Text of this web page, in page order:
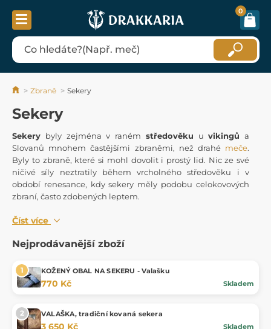
0
Zbraně Sekery
Sekery
Sekery byly zejména v raném středověku uvikingů a
Slovanů mnohem častějšími zbraněmi, než drahé meče.
Byly to zbraně, které si mohl dovolit i prostý lid. Nic ze své
ničivé síly neztratily během vrcholného středověku i v
období renesance, kdy sekery měly podobu celokovových
zbraní, často zdobených leptem.
Číst více
Nejprodávanější zboží
KOŽENÝ OBAL NA SEKERU - Valašku
770 Kč Skladem
VALAŠKA, tradiční kovaná sekera
3 650 Kč Skladem